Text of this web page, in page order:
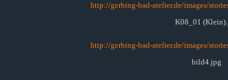
http://gerbing-bad-atelier.de/images/
K08_01
http://gerbing-bad-atelier.de/images/
bild4.jpg